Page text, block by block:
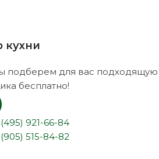
кухни
подберем для вас подходящую
бесплатно!
921-66-84
515-84-82